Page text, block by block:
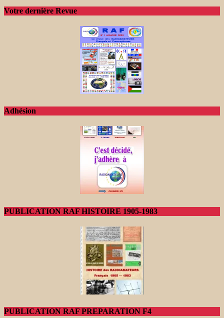
Votre dernière Revue
Adhésion
PUBLICATION RAF HISTOIRE 1905-1983
PUBLICATION RAF PREPARATION F4